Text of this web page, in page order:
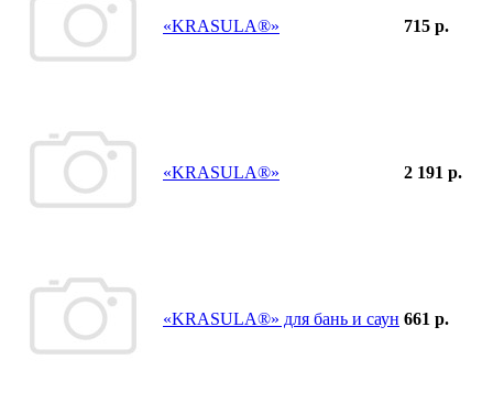
«KRASULA®» 715 р.
«KRASULA®» 2 191 р.
«KRASULA®» для бань и саун 661 р.